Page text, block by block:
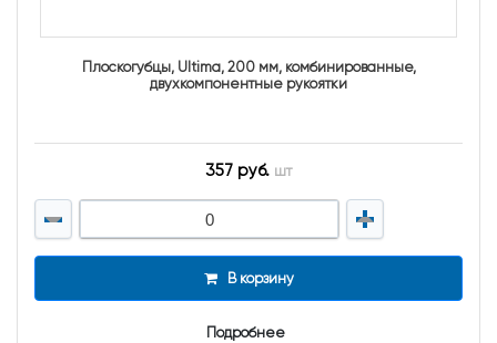
Плоскогубцы, Ultima, 200 мм, комбинированные,
двухкомпонентные рукоятки
357 руб. шт
В корзину
Подробнее